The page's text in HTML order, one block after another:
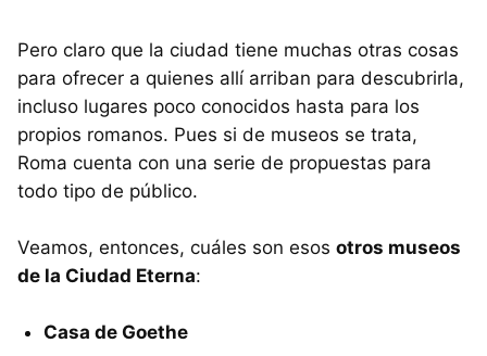
Pero claro que la ciudad tiene muchas otras cosas
para ofrecer a quienes allí arriban para descubrirla,
incluso lugares poco conocidos hasta para los
propios romanos. Pues si de museos se trata,
Roma cuenta con una serie de propuestas para
todo tipo de público.
Veamos, entonces, cuáles son esos otros museos
de la Ciudad Eterna:
Casa de Goethe